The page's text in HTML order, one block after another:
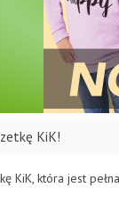
KiK!
KiK, która jest